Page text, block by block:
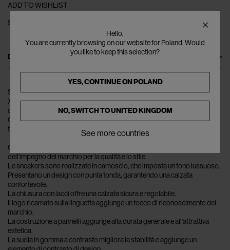
ADD TO WISHLIST
SHARE
DESCRIPTION
Senti la sensazione dello stile di strada con l'ultima offerta di ASICS HAY
X SKYHAND OG, le Skyhand OG Sneakers. Progettate per stupire,
queste sneakers incarnano una miscela di qualità, comfort e stile.
Creando un'estetica senza sforzo cool, le Skyhand OG Sneakers sono il
tuo prossimo must-have di moda.
Con le loro caratteristiche uniche, si pongono come testimonianza
dell'impegno del marchio per la qualità e lo stile.
Le sneakers sono realizzate in camoscio, che imposta un tono lussuoso.
Presentano un design con punta tonda, garantendo una calzata
confortevole.
La chiusura con lacci offre una calzata sicura e regolabile.
Il logo ricamato sulla linguetta aggiunge un tocco di riconoscimento del
marchio.
La costruzione a pannelli aggiunge alla durata generale e all'attrattiva
estetica.
La suola in gomma a contrasto migliora la stabilità e aggiunge un
Hello,
You are currently browsing on our website for Poland. Would
you like to keep this selection?
YES, CONTINUE ONPOLAND
NO, SWITCH TOUNITED KINGDOM
See more countries